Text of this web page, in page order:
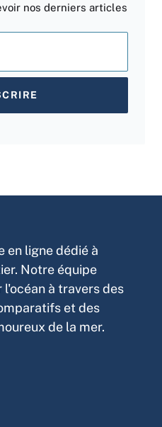
nos derniers articles
en ligne dédié à
Notre équipe
à travers des
et des
de la mer.